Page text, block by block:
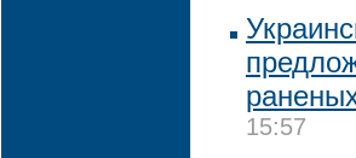
15:57